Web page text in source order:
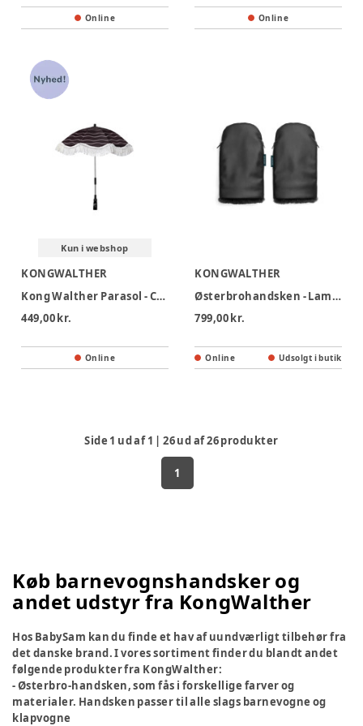
Online Online
Kun i webshop
KONGWALTHER
Kong Walther Parasol - Chocolate Brown
449,00 kr.
Online
KONGWALTHER
Østerbrohandsken - Lamb Black Night
799,00 kr.
Online Udsolgt i butik
Side 1 ud af1 |26ud af26produkter
1
Køb barnevognshandsker og
andet udstyr fra KongWalther
Hos BabySam kan du finde et hav af uundværligt tilbehør fra
det danske brand. I vores sortiment finder du blandt andet
følgende produkter fra KongWalther:
- Østerbro-handsken, som fås i forskellige farver og
materialer. Handsken passer til alle slags barnevogne og
klapvogne